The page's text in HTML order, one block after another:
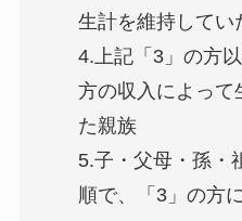
生計を維持してい
4.上記「3」の方
方の収入によって
た親族
5.子・父母・孫・
順で、「3」の方